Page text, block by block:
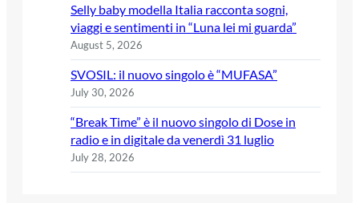
Selly baby modella Italia racconta sogni,
viaggi e sentimenti in “Luna lei mi guarda”
August 5, 2026
SVOSIL: il nuovo singolo è “MUFASA”
July 30, 2026
“Break Time” è il nuovo singolo di Dose in
radio e in digitale da venerdì 31 luglio
July 28, 2026